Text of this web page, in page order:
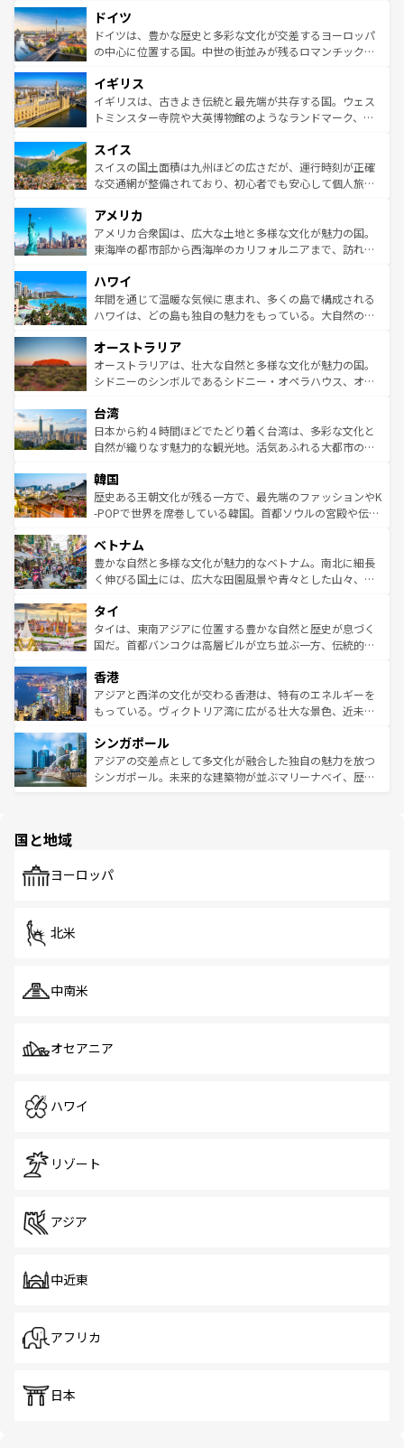
せる。地方によって風土や気候が異なるスペインはその個
性で訪れる人を魅了する。 なお、新着のスペイン情報は コ
ンテンツ一覧を参照してほしい。
で、幅広い魅力が詰まっている。華麗な宮殿、歴史的な大
聖堂、美しいビーチ、そして豊かな自然が、訪れる者を心
から魅了する。また、フランスは美食の国としても知ら
いる。シャンパンの発祥地であるランス、プロヴァンスの
香り高いラベンダー畑など、多彩な楽しみ方が可能だ。さ
らに、パリ以外の地域にも魅力が溢れており、どの街角に
れる地方に足を運ぶとそれぞれで全く異なる文化を体験で
きるだろう。 なお、新着のフランス情報はコンテンツ一覧
を参照してほしい。
ドイツ
ドイツは、豊かな歴史と多彩な文化が交差するヨーロッパ
の中心に位置する国。中世の街並みが残るロマンチック街
顔を持つこの国は、どこを歩いても飽きることがない。ベ
ルリンの文化的活気、バイエルン州のアルプスの絶景、そ
してライン川沿いのワイン畑といった風景は必見。ビール
は、お酒好きな人にはぜひ体験してほしい。 なお、新着の
ドイツ情報はコンテンツ一覧を参照してほしい。
イギリス
イギリスは、古きよき伝統と最先端が共存する国。ウェス
トミンスター寺院や大英博物館のようなランドマーク、歴
リアごとに異なる魅力がある。また、優雅なアフタヌーン
ティー、ビール好きにはたまらない英国パブ、サッカー観
戦など、本場だからこそできる体験も豊富。イギリスを旅
ンツ一覧を参照してほしい。
スイス
スイスの国土面積は九州ほどの広さだが、運行時刻が正確
な交通網が整備されており、初心者でも安心して個人旅行
の建物がそのまま残る町や、スイスならではのユニークな
博物館もあり、アルプス観光だけでなく町歩きも満喫する
ことができる。国民の所得が高いため物価も高いが、旅行
ば市内交通費無料で観光を楽しむこともできる。 なお、新
着のスイス情報はコンテンツ一覧 を参照してほしい。
アメリカ
アメリカ合衆国は、広大な土地と多様な文化が魅力の国。
東海岸の都市部から西海岸のカリフォルニアまで、訪れる
のような巨大都市は、観光、ショッピング、エンターテイ
ンメントが詰まった刺激的なスポットだ。一方、アメリカ
西部には大自然が広がり、グランドキャニオンやイエロー
部のニューオーリンズでは、音楽と美食が融合した独特の
文化が魅力。旅行者はアメリカの各地域で異なる魅力を楽
しみながら、その多様性と豊かな歴史を感じることができ
ならではの贅沢な旅のスタイルだ。 なお、新着のアメリカ
情報はコンテンツ一覧を参照してほしい。
ハワイ
年間を通じて温暖な気候に恵まれ、多くの島で構成される
ハワイは、どの島も独自の魅力をもっている。大自然の神
ワイ島は見逃せない。また、定番の観光地といえばオアフ
島だが、静かな自然を求めるならマウイ島やカウアイ島が
おすすめ。エメラルドグリーンに輝く海をはじめ、豊かな
れるおもてなしの心で訪れる人々を迎えてくれるハワイの
人々、おいしいローカルフードやハワイアンミュージッ
ク、伝統的なフラダンスなど、すべてがハワイの魅力を彩
ワイを、存分に味わってほしい。 なお、新着のハワイ情報
はコンテンツ一覧を参照してほしい。
オーストラリア
オーストラリアは、壮大な自然と多様な文化が魅力の国。
シドニーのシンボルであるシドニー・オペラハウス、オー
リアリーフや大陸中央部にそびえるウルル（エアーズロッ
ク）、タスマニアの美しい原生林やケアンズの熱帯雨林な
ど、見どころがたくさん。また、カフェやワイン、オージ
いる。アクティビティも充実しており、サーフィンやダイ
ビング、ハイキングなど、アウトドア好きにはたまらな
い。オーストラリアの多彩な魅力を存分に味わいつくそ
参照してほしい。
台湾
日本から約４時間ほどでたどり着く台湾は、多彩な文化と
自然が織りなす魅力的な観光地。活気あふれる大都市の台
ン）、静ひつな山岳地帯である台湾東部など、都市の喧騒
と山間の静けさが共存しており、訪れる人に新しい発見と
驚きをもたらしてくれる。また、奥深い台湾の食文化も魅
容にもいいと評判のスイーツなど、バラエティ豊かな料理
が味わえる。 なお、新着の台湾情報は コンテンツ一覧を参
照してほしい。
韓国
歴史ある王朝文化が残る一方で、最先端のファッションやK
-POPで世界を席巻している韓国。首都ソウルの宮殿や伝統
き、地方に足を延ばせば四季折々の自然美を楽しむことが
できる。そして、キムチや焼肉、絶品のストリートフード
まで、さまざまな韓国料理が待っている。夜には、韓国な
リティに包まれながら、韓国の多彩な魅力を心ゆくまで味
わってみてほしい。 なお、新着の韓国情報はコンテンツ一
覧を参照してほしい。
ベトナム
豊かな自然と多様な文化が魅力的なベトナム。南北に細長
く伸びる国土には、広大な田園風景や青々とした山々、世
急速な発展と共に伝統が息づく。ハノイの古い町並みやホ
ーチミン市のフランス統治時代の建物も、独特の雰囲気を
醸し出している。また、バラエティの豊かさとおいしさで
とつ。フォーやバインミー、ベトナムコーヒーなどは、ぜ
ひ現地で味わいたい。どの地域を訪れてもあたたかい人々
が旅行者を迎えてくれるので、きっと忘れられない旅にな
参照してほしい。
タイ
タイは、東南アジアに位置する豊かな自然と歴史が息づく
国だ。首都バンコクは高層ビルが立ち並ぶ一方、伝統的な
の活気が交差している。北部ではチェンマイなどの山岳地
帯で自然と触れ合い、南部ではプーケットやクラビの美し
いビーチでリゾート気分を楽しむことができる。タイ料理
激する。気候は一年中温暖で、どの季節にも異なる楽しみ
が待っている。親しみやすいタイの人々、仏教を中心とし
た文化、そして多様な観光資源が、訪れる旅人を魅了し続
香港
アジアと西洋の文化が交わる香港は、特有のエネルギーを
もっている。ヴィクトリア湾に広がる壮大な景色、近未来
み、どこを訪れても感動するはず。観光スポットが密集し
ており、効率よく見どころを回れるのも魅力。息をのむよ
うな絶景から文化的な体験まで、香港を存分に楽しみ尽く
シンガポール
アジアの交差点として多文化が融合した独自の魅力を放つ
シンガポール。未来的な建築物が並ぶマリーナベイ、歴史
で、ホーカーズは地元の風情を楽しめる外せないスポット
国と地域
ヨーロッパ
北米
中南米
オセアニア
ハワイ
リゾート
アジア
中近東
アフリカ
日本